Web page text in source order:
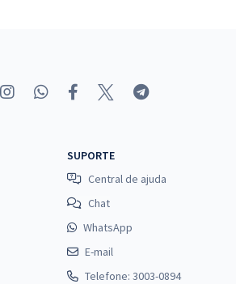
SUPORTE
Central de ajuda
Chat
WhatsApp
E-mail
Telefone: 3003-0894